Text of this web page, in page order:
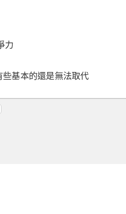
力
基本的還是無法取代